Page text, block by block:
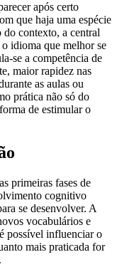
após certo
que haja uma espécie
do contexto, a central
idioma que melhor se
se a competência de
maior rapidez nas
as aulas ou
prática não só do
de estimular o
primeiras fases de
cognitivo
se desenvolver. A
vocabulários e
possível influenciar o
mais praticada for